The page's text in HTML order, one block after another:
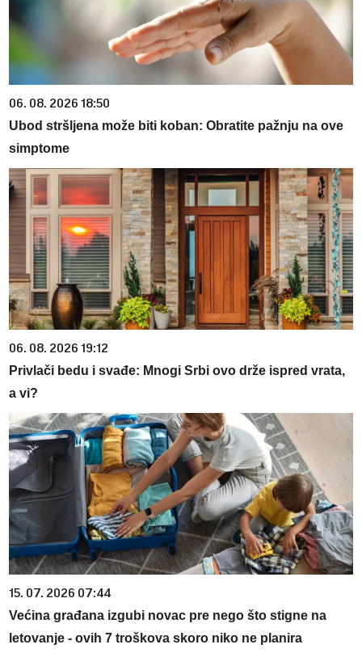
06. 08. 2026 18:50
Ubod stršljena može biti koban: Obratite pažnju na ove
simptome
06. 08. 2026 19:12
Privlači bedu i svađe: Mnogi Srbi ovo drže ispred vrata,
a vi?
15. 07. 2026 07:44
Većina građana izgubi novac pre nego što stigne na
letovanje - ovih 7 troškova skoro niko ne planira